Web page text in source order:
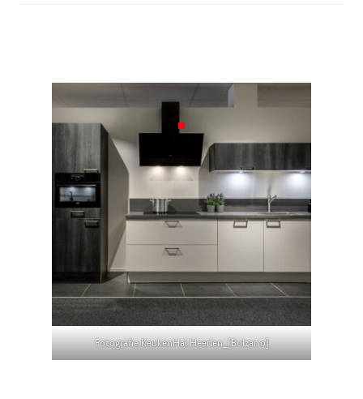
Fotografie KeukenHal Heerlen_[Bolzano]